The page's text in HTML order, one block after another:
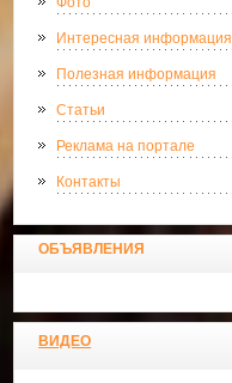
Интересная информация
Полезная информация
Статьи
Реклама на портале
Контакты
ОБЪЯВЛЕНИЯ
ВИДЕО